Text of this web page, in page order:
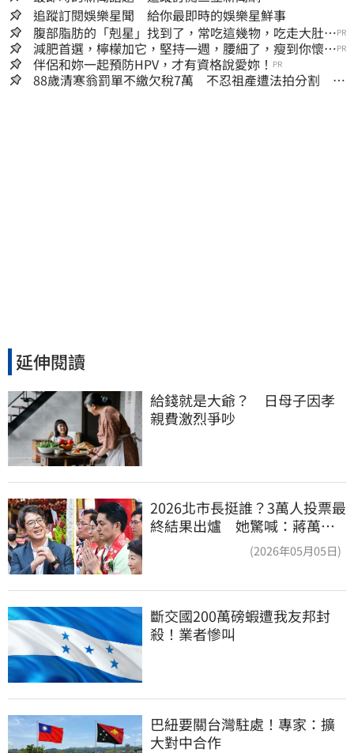
追蹤訂閱娛樂星聞 給你最即時的娛樂星鮮事
腹部脂肪的「剋星」找到了，常吃這幾物，吃走大肚
囊，瘦出小蠻腰
PR
減肥首選，檸檬加它，堅持一週，腰細了，瘦到你懷疑
人生
PR
伴侶和妳一起預防HPV，才有資格說愛妳！ PR
88歲清寒翁罰單不繳欠稅7萬 不忍祖產遭法拍分割 家
延伸閱讀
給錢就是大爺？　日母子因孝
親費激烈爭吵
2026北市長挺誰？3萬人投票最
終結果出爐 她驚喊：蔣萬安
(2026年05月05日)
斷交國200萬磅蝦遭我友邦封
殺！業者慘叫
巴紐要關台灣駐處！專家：擴
大對中合作